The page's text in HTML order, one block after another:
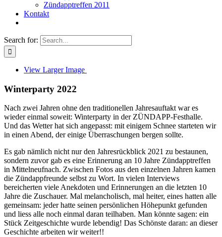
Zündapptreffen 2011
Kontakt
Search for:
View Larger Image
Winterparty 2022
Nach zwei Jahren ohne den traditionellen Jahresauftakt war es
wieder einmal soweit: Winterparty in der ZÜNDAPP-Festhalle.
Und das Wetter hat sich angepasst: mit einigem Schnee starteten wir
in einen Abend, der einige Überraschungen bergen sollte.
Es gab nämlich nicht nur den Jahresrückblick 2021 zu bestaunen,
sondern zuvor gab es eine Erinnerung an 10 Jahre Zündapptreffen
in Mittelneufnach. Zwischen Fotos aus den einzelnen Jahren kamen
die Zündappfreunde selbst zu Wort. In vielen Interviews
bereicherten viele Anekdoten und Erinnerungen an die letzten 10
Jahre die Zuschauer. Mal melancholisch, mal heiter, eines hatten alle
gemeinsam: jeder hatte seinen persönlichen Höhepunkt gefunden
und liess alle noch einmal daran teilhaben. Man könnte sagen: ein
Stück Zeitgeschichte wurde lebendig! Das Schönste daran: an dieser
Geschichte arbeiten wir weiter!!